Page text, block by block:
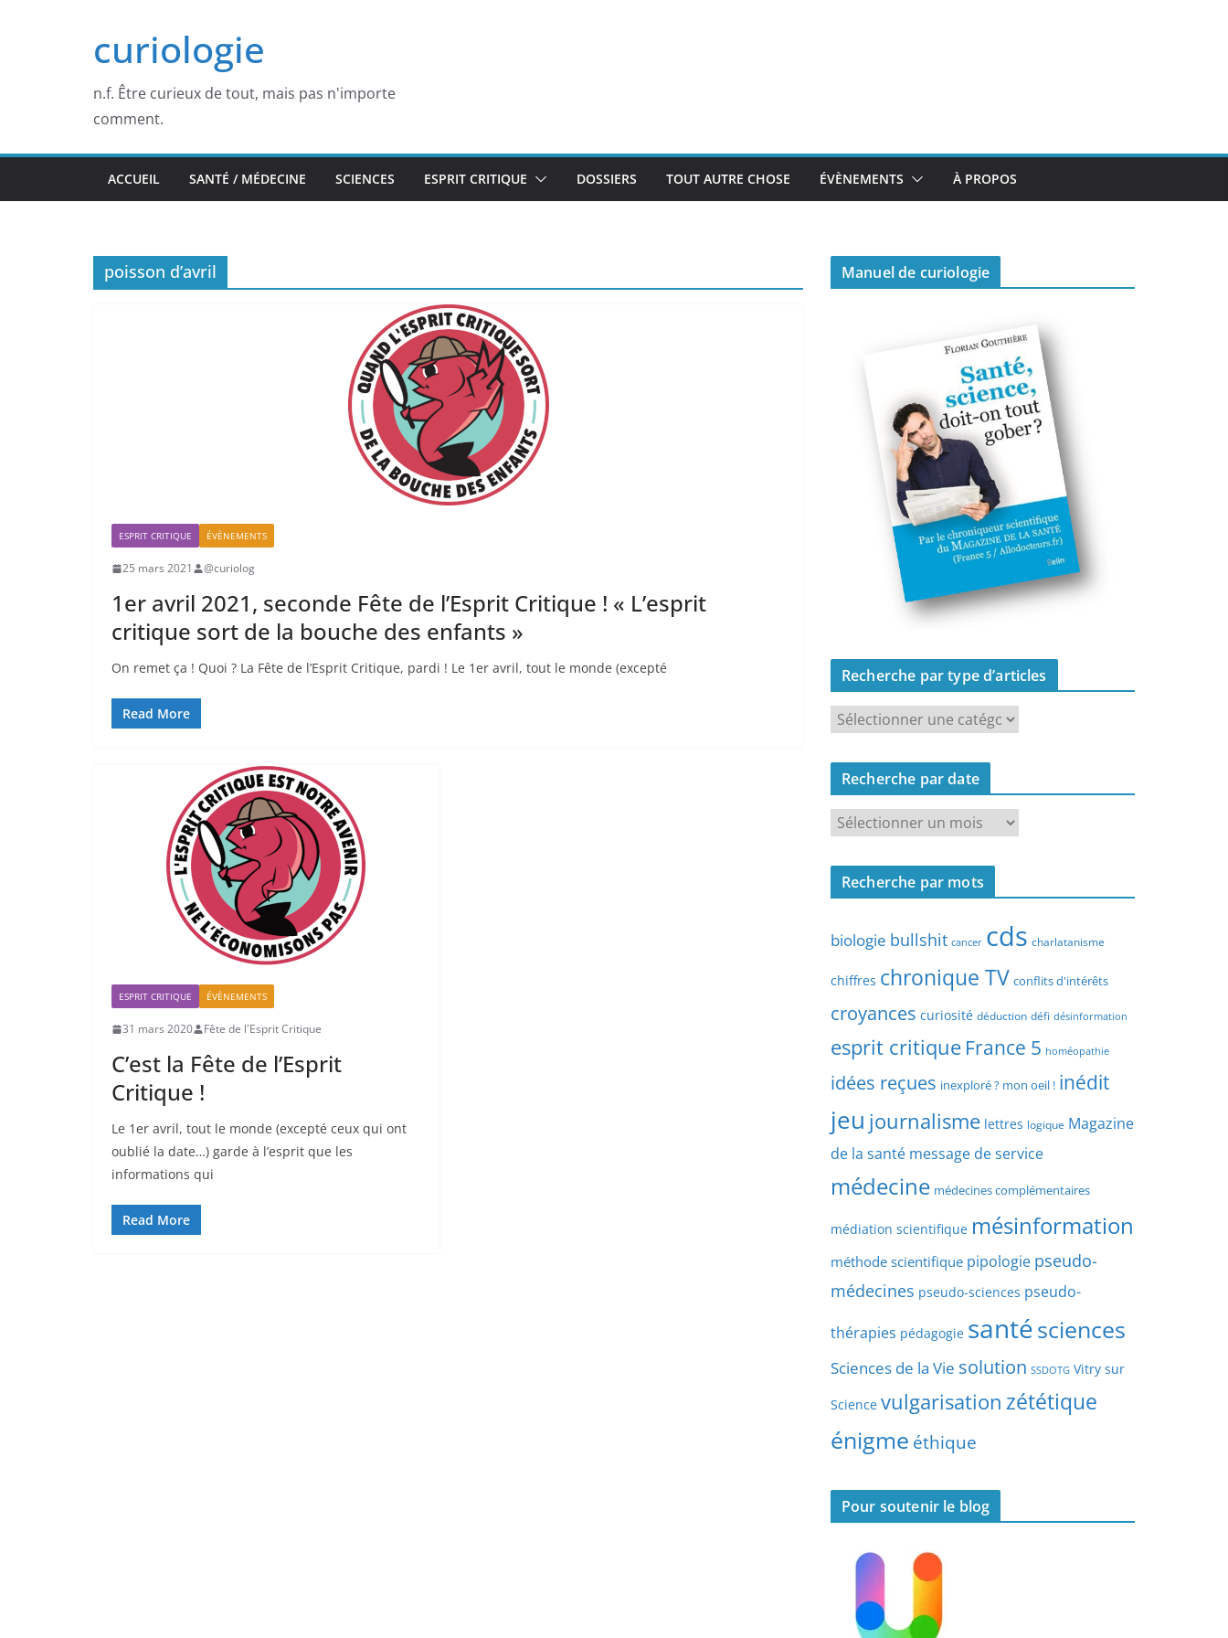
curiologie
n.f. Être curieux de tout, mais pas n'importe
comment.
ACCUEIL SANTÉ / MÉDECINE SCIENCES ESPRIT CRITIQUE DOSSIERS TOUT AUTRE CHOSE ÉVÈNEMENTS À PROPOS
poisson d’avril
ESPRIT CRITIQUE ÉVÈNEMENTS
25 mars 2021 @curiolog
1er avril 2021, seconde Fête de l’Esprit Critique ! « L’esprit
critique sort de la bouche des enfants »
On remet ça ! Quoi ? La Fête de l’Esprit Critique, pardi ! Le 1er avril, tout le monde (excepté
Read More
ESPRIT CRITIQUE ÉVÈNEMENTS
31 mars 2020 Fête de l'Esprit Critique
C’est la Fête de l’Esprit
Critique !
Le 1er avril, tout le monde (excepté ceux qui ont
oublié la date…) garde à l’esprit que les
informations qui
Read More
Manuel de curiologie
Recherche par type d’articles
e
c
e
e
a
t
y
e
d
a
r
i
e
s
Recherche par date
e
c
r
h
p
a
d
a
t
e
Recherche par mots
biologie bullshit cancer cds charlatanisme
chiffres chronique TV conflits d'intérêts
croyances curiosité déduction défi désinformation
esprit critique France 5 homéopathie
idées reçues inexploré ? mon oeil ! inédit
jeu journalisme lettres logique Magazine
de la santé message de service
médecine médecines complémentaires
médiation scientifique mésinformation
méthode scientifique pipologie pseudo-
médecines pseudo-sciences pseudo-
thérapies pédagogie santésciences
Sciences de la Vie solution SSDOTG Vitry sur
Science vulgarisation zététique
énigme éthique
Pour soutenir le blog